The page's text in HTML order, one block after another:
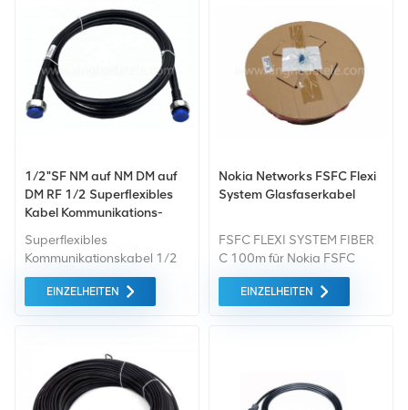
Dichteanforderungen der
MDA und EDA. Es ermöglicht
einen zusätzlichen Abstand
von 30 mm zwischen Rack
und geschlossener
Schranktür, was die
Luftzirkulation erleichtert.
1/2"SF NM auf NM DM auf
DM RF 1/2 Superflexibles
Kabel Kommunikations-
Superflexibles
Kommunikationskabel 1/2
"SF NM à NM DM à DM RF
1/2 1m
EINZELHEITEN
Nokia Networks FSFC Flexi
System Glasfaserkabel
FSFC FLEXI SYSTEM FIBER
C 100m für Nokia FSFC
EINZELHEITEN